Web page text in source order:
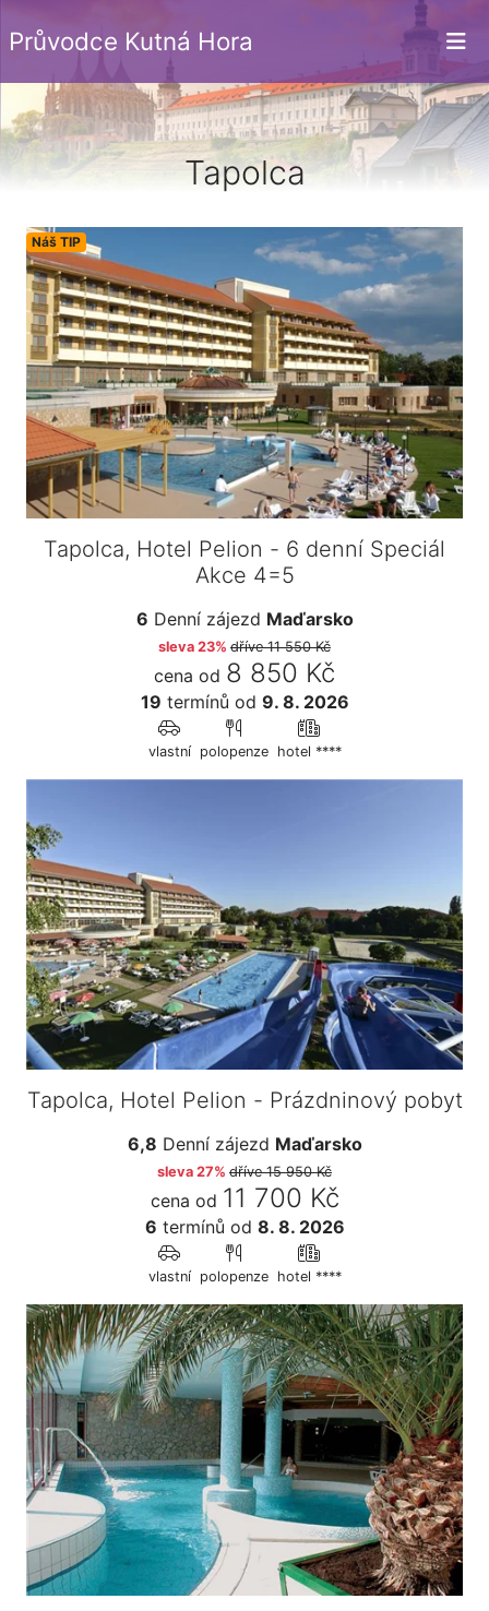
Průvodce Kutná Hora
Tapolca
Náš TIP
Tapolca, Hotel Pelion - 6 denní Speciál
Akce 4=5
6 Denní zájezd Maďarsko
sleva 23% dříve11 550 Kč
cena od 8 850 Kč
19 termínů od 9. 8. 2026
vlastní polopenze hotel ****
Tapolca, Hotel Pelion - Prázdninový pobyt
6,8 Denní zájezd Maďarsko
sleva 27% dříve15 950 Kč
cena od 11 700 Kč
6 termínů od 8. 8. 2026
vlastní polopenze hotel ****